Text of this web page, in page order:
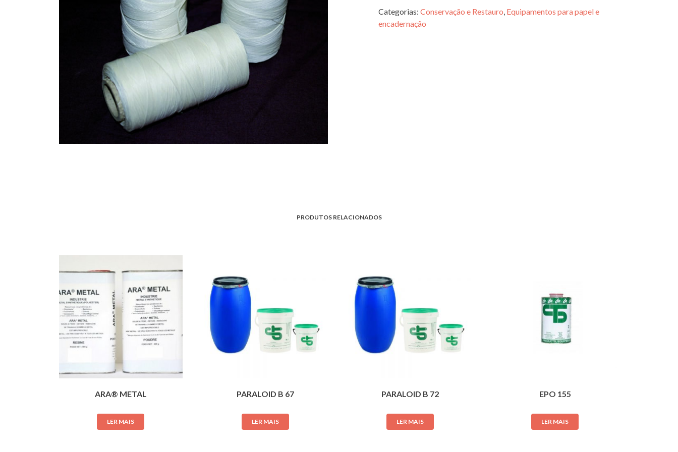
Categorias: Conservação e Restauro, Equipamentos para papel e
encadernação
PRODUTOS RELACIONADOS
ARA® METAL
LER MAIS
PARALOID B 67
LER MAIS
PARALOID B 72
LER MAIS
EPO 155
LER MAIS